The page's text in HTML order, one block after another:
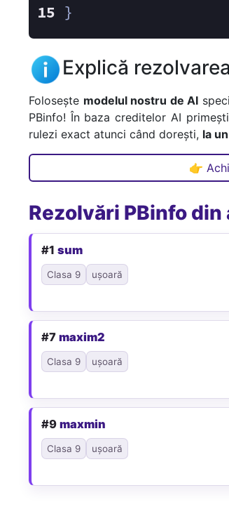
}
Explică rezolvarea
Folosește modelul nostru de AI
PBinfo! În baza creditelor AI
rulezi exact atunci când dorești, la
👉
Rezolvări PBinfo
#1 sum
Clasa 9 ușoară
#7 maxim2
Clasa 9 ușoară
#9 maxmin
Clasa 9 ușoară